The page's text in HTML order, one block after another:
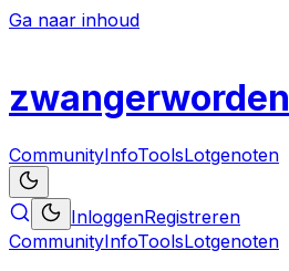
Ga naar inhoud
zwangerworden
CommunityInfoToolsLotgenoten
InloggenRegistreren
CommunityInfoToolsLotgenoten